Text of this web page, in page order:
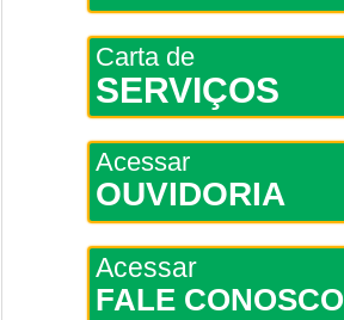
Carta de
SERVIÇOS
Acessar
OUVIDORIA
Acessar
FALE CONOSCO